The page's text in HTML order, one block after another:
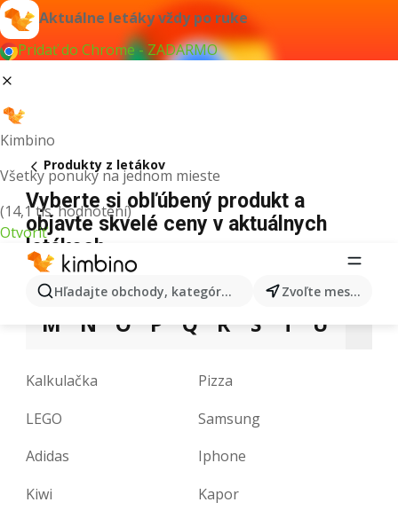
Aktuálne letáky vždy po ruke
Pridať do Chrome - ZADARMO
Kimbino
Všetky ponuky na jednom mieste
(14,1 tis. hodnotení)
Otvoriť
Hľadajte obchody, kategórie, produkty... Zvoľte mesto
Produkty z letákov
Vyberte si obľúbený produkt a
objavte skvelé ceny v aktuálnych
letákoch
3 5 9 A B C E F G
M
N O P Q R S T U V
Kalkulačka
Pizza
LEGO
Samsung
Adidas
Iphone
Kiwi
Kapor